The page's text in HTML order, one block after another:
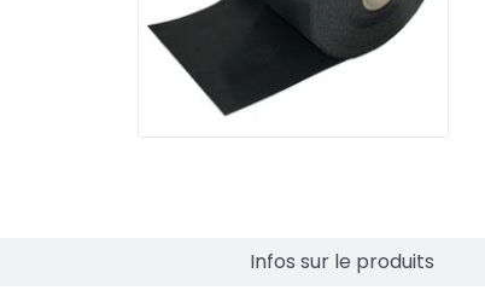
Infos sur le produits